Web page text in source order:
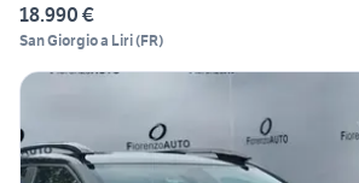
18.990 €
San Giorgio a Liri(FR)